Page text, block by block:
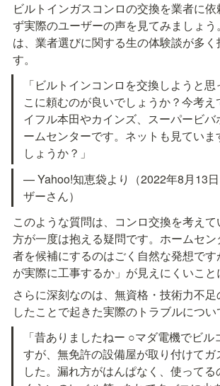
ビルトインガスコンロの交換を業者に依
ず実際のユーザーの声を見てみましょ
は、業者選びに関する生の体験談が多く
す。
「ビルトインコンロを交換しようと
こに頼むのが良いでしょうか？今考え
イフル本田やカインズ、スーパービバ
ームセンターです。ネットも見てい
しょうか？」
— Yahoo!知恵袋より（2022年8月13
ザーさん）
このような質問は、コンロ交換を考え
方が一度は抱える疑問です。ホームセ
者を候補にするのはごく自然な発想で
が実際に工事するか」が見えにくいこと
さらに深刻なのは、無資格・技術力不
したことで起きた実際のトラブルについ
「昔ありましたねー ○マダ電機でビ
すが、無免許の設備屋が取り付けて
した。漏れ方がはんぱなく、使って